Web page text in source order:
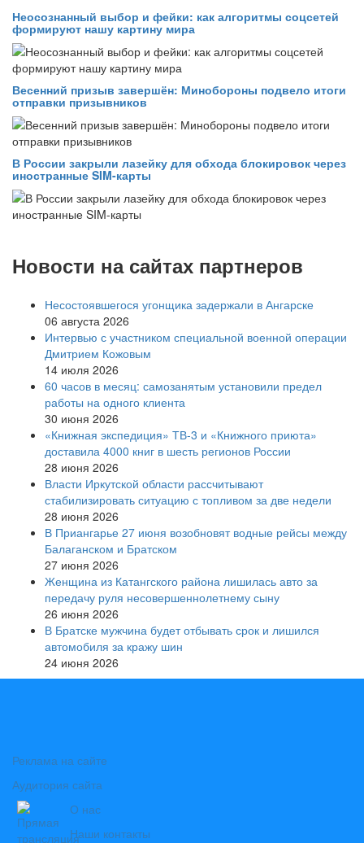
Неосознанный выбор и фейки: как алгоритмы соцсетей
формируют нашу картину мира
Весенний призыв завершён: Минобороны подвело итоги
отправки призывников
В России закрыли лазейку для обхода блокировок через
иностранные SIM-карты
Новости на сайтах партнеров
Несостоявшегося угонщика задержали в Ангарске
06 августа 2026
Интервью с участником специальной военной операции
Дмитрием Кожовым
14 июля 2026
60 часов в месяц: самозанятым установили предел
работы на одного клиента
30 июня 2026
«Книжная экспедиция» ТВ-3 и «Книжного приюта»
доставила 4000 книг в шесть регионов России
28 июня 2026
Власти Иркутской области рассчитывают
стабилизировать ситуацию с топливом за две недели
28 июня 2026
В Приангарье 27 июня возобновят водные рейсы между
Балаганском и Братском
27 июня 2026
Женщина из Катангского района лишилась авто за
передачу руля несовершеннолетнему сыну
26 июня 2026
В Братске мужчина будет отбывать срок и лишился
автомобиля за кражу шин
24 июня 2026
Реклама на сайте
Аудитория сайта
О нас
Наши контакты